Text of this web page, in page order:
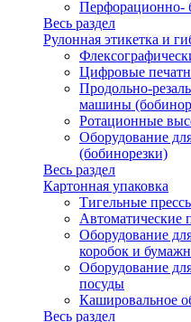
Перфорационно-
Весь раздел
Рулонная этикетка и
Цифровые
Продольно-
машины
Ротационные
Оборудование
(бобинорезки)
Весь раздел
Картонная упаковка
Тигельные
Автоматические
Оборудование
коробок и
Оборудование
посуды
Кашировальное
Весь раздел